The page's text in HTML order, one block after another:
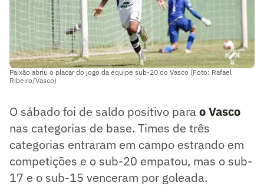
Paixão abriu o placar do jogo da equipe sub-20 do Vasco (Foto: Rafael
Ribeiro/Vasco)
O sábado foi de saldo positivo para o Vasco
nas categorias de base. Times de três
categorias entraram em campo estrando em
competições e o sub-20 empatou, mas o sub-
17 e o sub-15 venceram por goleada.